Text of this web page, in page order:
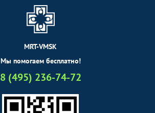
MRT-VMSK
Мы помогаем бесплатно!
8 (495) 236-74-72